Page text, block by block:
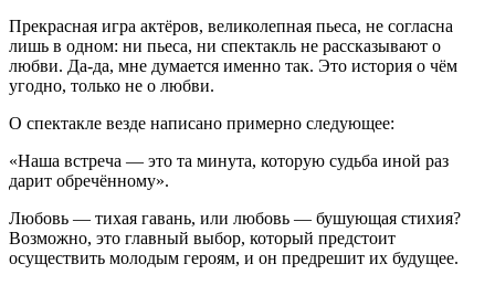
Прекрасная игра актёров, великолепная пьеса, не согласна
лишь в одном: ни пьеса, ни спектакль не рассказывают о
любви. Да-да, мне думается именно так. Это история о чём
угодно, только не о любви.
О спектакле везде написано примерно следующее:
«Наша встреча — это та минута, которую судьба иной раз
дарит обречённому».
Любовь — тихая гавань, или любовь — бушующая стихия?
Возможно, это главный выбор, который предстоит
осуществить молодым героям, и он предрешит их будущее.